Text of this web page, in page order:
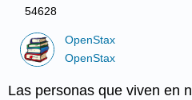
54628
OpenStax
OpenStax
Las personas que viven en